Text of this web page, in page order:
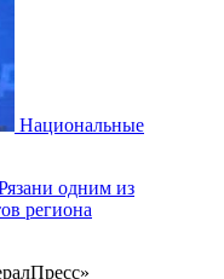
Национальные
одним из
региона